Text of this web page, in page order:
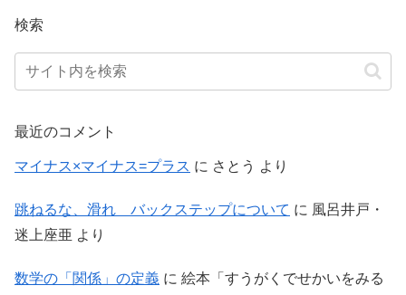
検索
最近のコメント
マイナス×マイナス=プラス に さとう より
跳ねるな、滑れ バックステップについて に 風呂井戸・
迷上座亜 より
数学の「関係」の定義 に 絵本「すうがくでせかいをみる